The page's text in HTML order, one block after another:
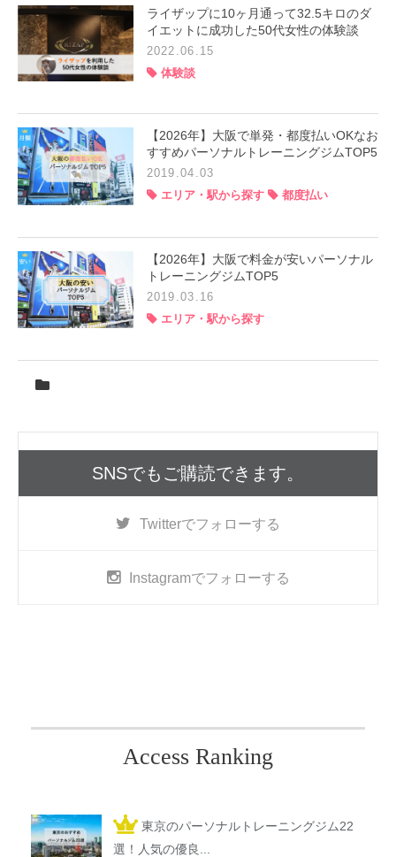
ライザップに10ヶ月通って32.5キロのダ
イエットに成功した50代女性の体験談
2022.06.15
体験談
【2026年】大阪で単発・都度払いOKなお
すすめパーソナルトレーニングジムTOP5
2019.04.03
エリア・駅から探す
都度払い
【2026年】大阪で料金が安いパーソナル
トレーニングジムTOP5
2019.03.16
エリア・駅から探す
SNSでもご購読できます。
Twitterでフォローする
Instagramでフォローする
Access Ranking
東京のパーソナルトレーニングジム22
選！人気の優良...